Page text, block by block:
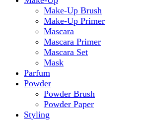
Make-Up Brush
Make-Up Primer
Mascara
Mascara Primer
Mascara Set
Mask
Parfum
Powder
Powder Brush
Powder Paper
Styling